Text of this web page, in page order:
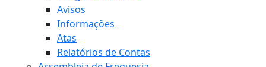
Avisos
Informações
Atas
Relatórios de Contas